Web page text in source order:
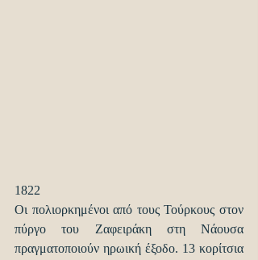
1822
Οι πολιορκημένοι από τους Τούρκους στον
πύργο του Ζαφειράκη στη Νάουσα
πραγματοποιούν ηρωική έξοδο. 13 κορίτσια